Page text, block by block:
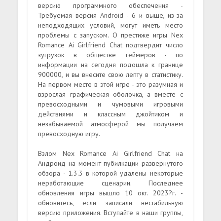
версию программного обеспечения -
Требуемая версия Android - 6 и выше, из-за
неподходящих условий, могут иметь место
проблемы с запуском. О престиже игры Nex
Romance Ai Girlfriend Chat подтвердит число
зугрузок в обществе геймеров - по
информации на сегодня подошла к границе
900000, и вы внесите свою лепту в статистику.
На первом месте в этой игре - это разумная и
взрослая графическая оболочка, а вместе с
превосходными и чумовыми игровыми
действиями и классным джойтиком и
незабываемой атмосферой мы получаем
превосходную игру.
Взлом Nex Romance Ai Girlfriend Chat на
Андроид на момент пубилкации развернутого
обзора - 1.3.3 в которой удалены некоторые
неработающие сценарии. Последнее
обновления игры вышло 10 окт. 2023?г. -
обновитесь, если записали нестабильную
версию приложения. Вступайте в наши группы,